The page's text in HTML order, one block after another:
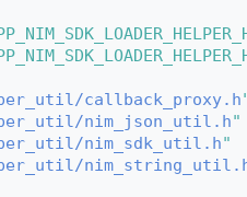
callback_proxy.h
nim_json_util.h"
nim_sdk_util.h"